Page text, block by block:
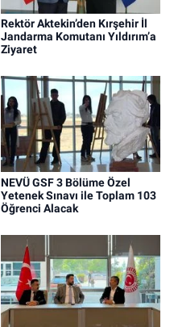
Rektör Aktekin’den Kırşehir İl
Jandarma Komutanı Yıldırım’a
Ziyaret
NEVÜ GSF 3 Bölüme Özel
Yetenek Sınavı ile Toplam 103
Öğrenci Alacak